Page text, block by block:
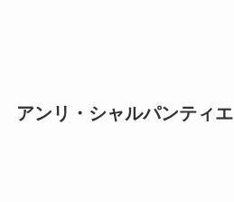
アンリ・シャルパンティエ